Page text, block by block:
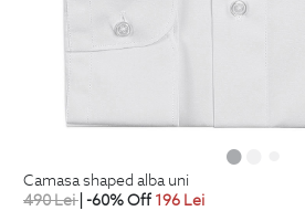
camasa shaped alba uni
490Lei| -60% Off 196 Lei